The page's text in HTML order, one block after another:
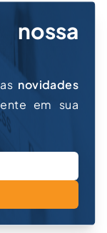
novidades
em sua